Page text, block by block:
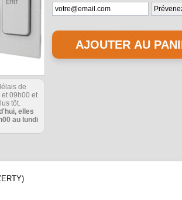
de
09h00 et
tôt.
elles
au lundi